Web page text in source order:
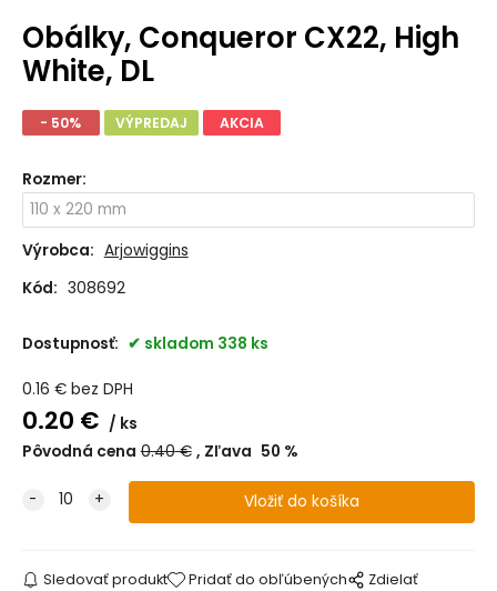
Obálky, Conqueror CX22, High
White, DL
- 50% VÝPREDAJ AKCIA
Rozmer:
Výrobca: Arjowiggins
Kód: 308692
Dostupnosť: skladom 338 ks
0.16 € bez DPH
0.20 €
ks
Pôvodná cena 0.40€ Zľava 50 %
Sledovať produkt Pridať do obľúbených Zdielať